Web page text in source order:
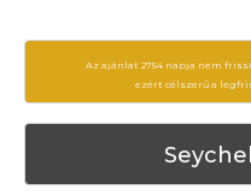
Az ajánlat 2754 napja nem
ezért célszerű a